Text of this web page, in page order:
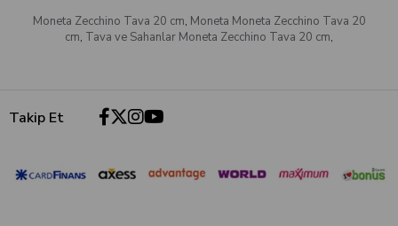
Moneta Zecchino Tava 20 cm, Moneta Moneta Zecchino Tava 20
cm, Tava ve Sahanlar Moneta Zecchino Tava 20 cm,
Takip Et